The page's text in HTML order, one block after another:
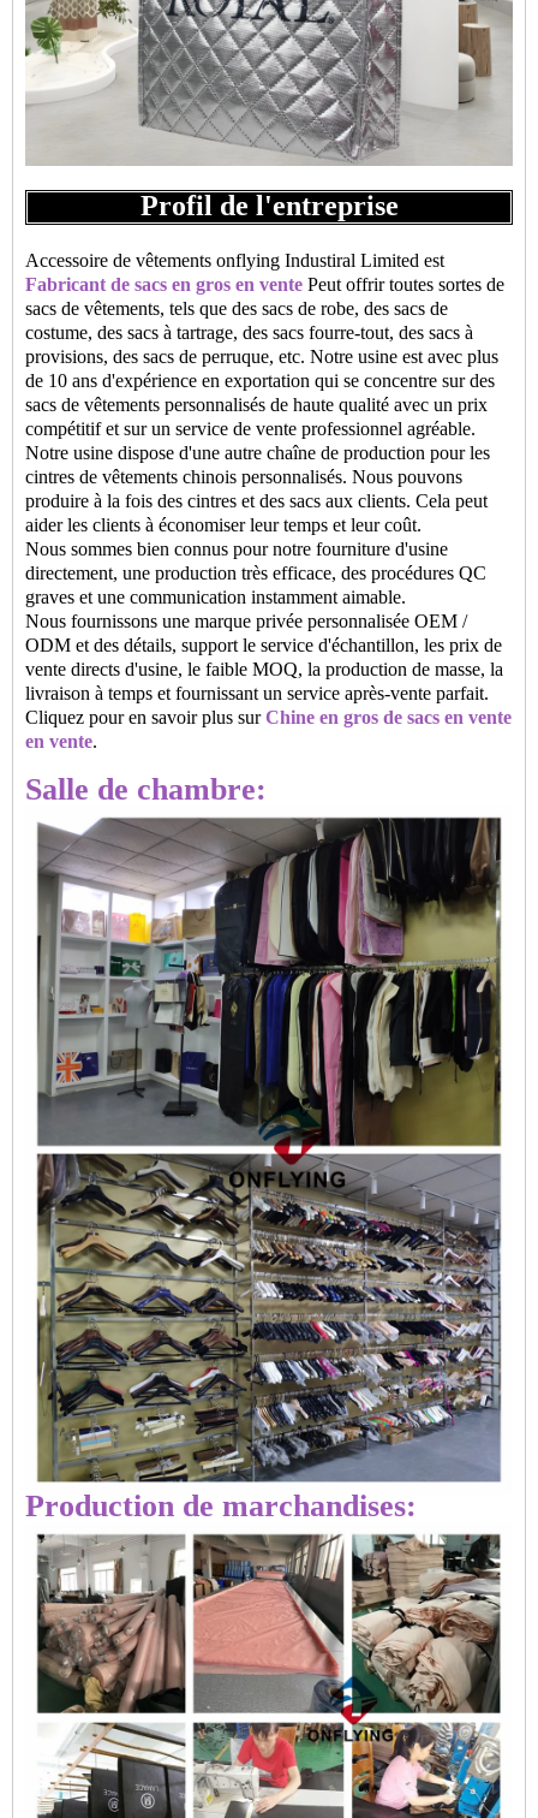
Profil de l'entreprise
Accessoire de vêtements onflying Industiral Limited est
Fabricant de sacs en gros en vente Peut offrir toutes sortes de
sacs de vêtements, tels que des sacs de robe, des sacs de
costume, des sacs à tartrage, des sacs fourre-tout, des sacs à
provisions, des sacs de perruque, etc. Notre usine est avec plus
de 10 ans d'expérience en exportation qui se concentre sur des
sacs de vêtements personnalisés de haute qualité avec un prix
compétitif et sur un service de vente professionnel agréable.
Notre usine dispose d'une autre chaîne de production pour les
cintres de vêtements chinois personnalisés. Nous pouvons
produire à la fois des cintres et des sacs aux clients. Cela peut
aider les clients à économiser leur temps et leur coût.
Nous sommes bien connus pour notre fourniture d'usine
directement, une production très efficace, des procédures QC
graves et une communication instamment aimable.
Nous fournissons une marque privée personnalisée OEM /
ODM et des détails, support le service d'échantillon, les prix de
vente directs d'usine, le faible MOQ, la production de masse, la
livraison à temps et fournissant un service après-vente parfait.
Cliquez pour en savoir plus surChine en gros de sacs en vente
en vente.
Salle de chambre:
Production de marchandises: